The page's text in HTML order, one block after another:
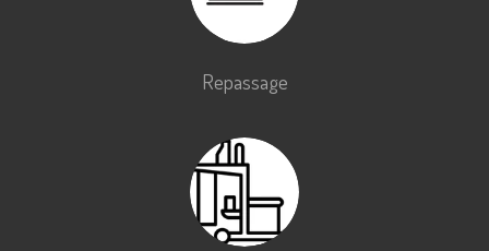
Repassage